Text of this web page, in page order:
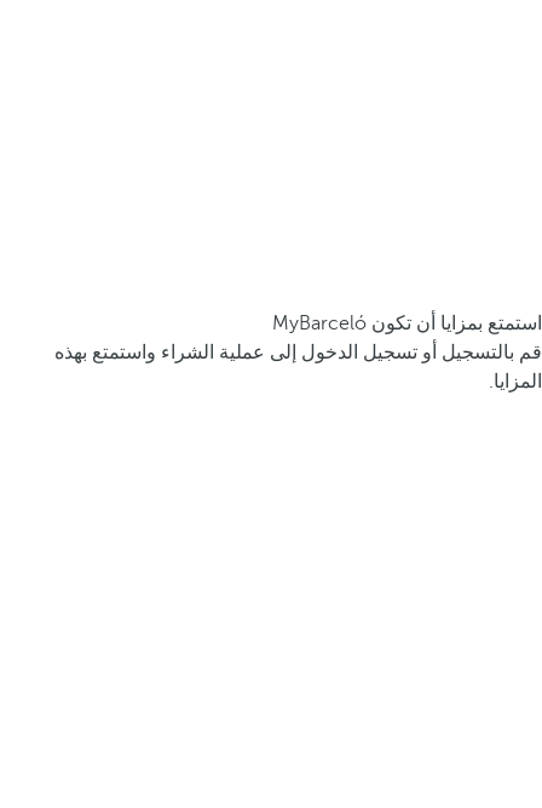
استمتع بمزايا أن تكون MyBarceló
قم بالتسجيل أو تسجيل الدخول إلى عملية الشراء واستمتع بهذه
المزايا.